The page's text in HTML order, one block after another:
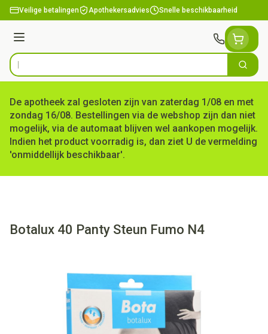
Ga naar de inhoud
Veilige betalingen Apothekersadvies Snelle beschikbaarheid
Menu
Product, merk, categorie... Zoek
De apotheek zal gesloten zijn van zaterdag 1/08 en met
zondag 16/08. Bestellingen via de webshop zijn dan niet
mogelijk, via de automaat blijven wel aankopen mogelijk.
Indien het product voorradig is, dan ziet U de vermelding
'onmiddellijk beschikbaar'.
Botalux 40 Panty Steun Fumo N4